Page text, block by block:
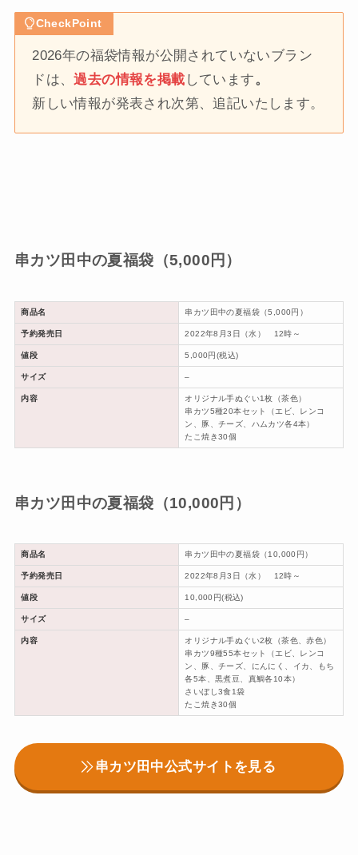
CheckPoint
2026年の福袋情報が公開されていないブラン
ドは、過去の情報を掲載 しています 。
新しい情報が発表され次第、追記いたします。
串カツ田中の夏福袋（5,000円）
商品名 串カツ田中の夏福袋（5,000円）
予約発売日 2022年8月3日（水） 12時～
値段 5,000円(税込)
サイズ –
内容
オリジナル手ぬぐい1枚（茶色）
串カツ5種20本セット（エビ、レンコ
ン、豚、チーズ、ハムカツ各4本）
たこ焼き30個
串カツ田中の夏福袋（10,000円）
商品名 串カツ田中の夏福袋（10,000円）
予約発売日 2022年8月3日（水） 12時～
値段 10,000円(税込)
サイズ –
内容
オリジナル手ぬぐい2枚（茶色、赤色）
串カツ9種55本セット（エビ、レンコ
ン、豚、チーズ、にんにく、イカ、もち
各5本、黒煮豆、真鯛各10本）
さいぼし3食1袋
たこ焼き30個
串カツ田中公式サイトを見る